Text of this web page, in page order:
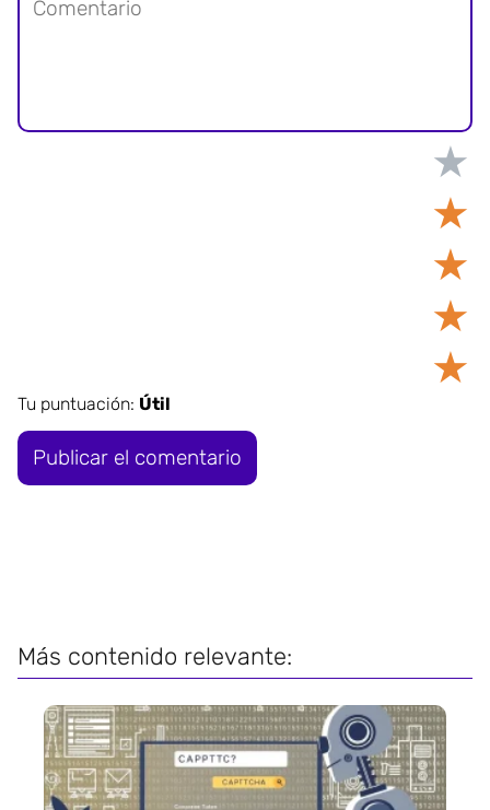
★
★
★
★
★
Tu puntuación: Útil
Más contenido relevante: